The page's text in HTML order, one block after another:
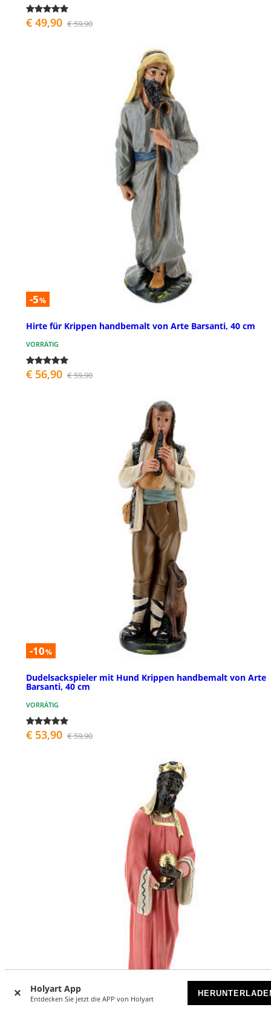
Holyart App
Entdecken Sie jetzt die APP von Holyart
€ 49,90 € 59,90
-5%
Hirte für Krippen handbemalt von Arte Barsanti, 40 cm
VORRÄTIG
€ 56,90 € 59,90
-10%
Dudelsackspieler mit Hund Krippen handbemalt von Arte
Barsanti, 40 cm
VORRÄTIG
€ 53,90 € 59,90